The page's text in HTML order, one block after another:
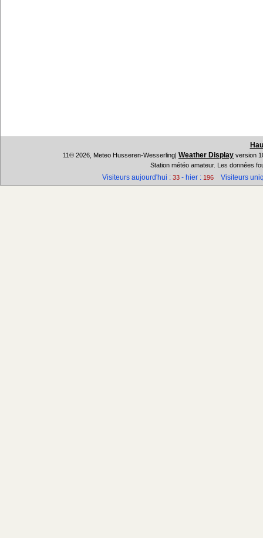
11© 2026, Meteo Husseren-Wesserling| Weather Display version
Station météo amateur. Les données
Visiteurs aujourd'hui : 33 - hier : 196 Visiteurs